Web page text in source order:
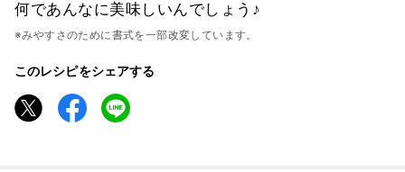
何であんなに美味しいんでしょう♪
※みやすさのために書式を一部改変しています。
このレシピをシェアする